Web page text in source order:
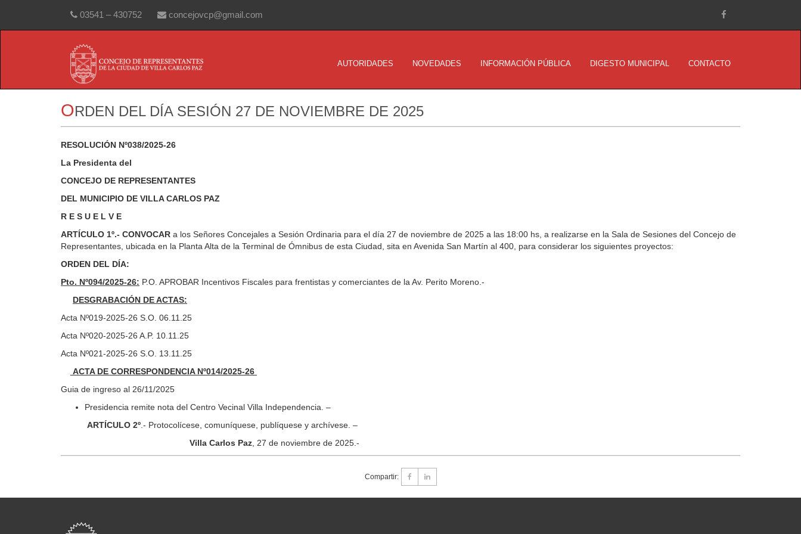
03541 – 430752 concejovcp@gmail.com
AUTORIDADES NOVEDADES INFORMACIÓN PÚBLICA DIGESTO MUNICIPAL CONTACTO
ORDEN DEL DÍA SESIÓN 27 DE NOVIEMBRE DE 2025
RESOLUCIÓN Nº038/2025-26
La Presidenta del
CONCEJO DE REPRESENTANTES
DEL MUNICIPIO DE VILLA CARLOS PAZ
R E S U E L V E
ARTÍCULO 1º.- CONVOCAR a los Señores Concejales a Sesión Ordinaria para el día 27 de noviembre de 2025 a las 18:00 hs, a realizarse en la Sala de Sesiones del Concejo de
Representantes, ubicada en la Planta Alta de la Terminal de Ómnibus de esta Ciudad, sita en Avenida San Martín al 400, para considerar los siguientes proyectos:
ORDEN DEL DÍA:
Pto. Nº094/2025-26: P.O. APROBAR Incentivos Fiscales para frentistas y comerciantes de la Av. Perito Moreno.-
DESGRABACIÓN DE ACTAS:
Acta Nº019-2025-26 S.O. 06.11.25
Acta Nº020-2025-26 A.P. 10.11.25
Acta Nº021-2025-26 S.O. 13.11.25
ACTA DE CORRESPONDENCIA Nº014/2025-26
Guia de ingreso al 26/11/2025
Presidencia remite nota del Centro Vecinal Villa Independencia. –
ARTÍCULO 2º .- Protocolícese, comuníquese, publíquese y archívese. –
Villa Carlos Paz , 27 de noviembre de 2025.-
Compartir: